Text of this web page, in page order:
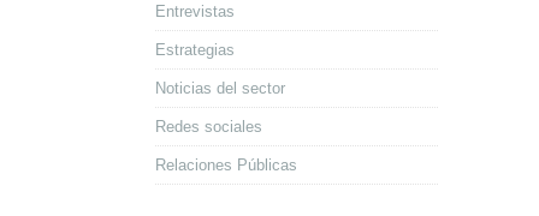
Entrevistas
Estrategias
Noticias del sector
Redes sociales
Relaciones Públicas